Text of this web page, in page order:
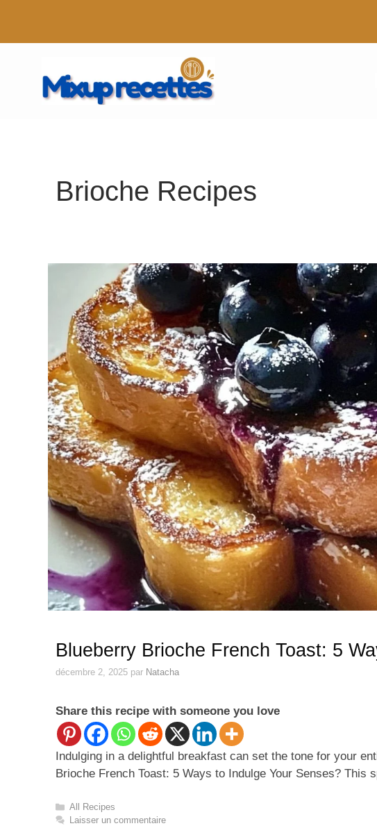
contenu
Brioche Recipes
Blueberry Brioche French Toast: 5
décembre 2, 2025 par Natacha
Share this recipe with someone you love
Indulging in a delightful breakfast can set the tone for your
Brioche French Toast: 5 Ways to Indulge Your Senses? This
Catégories
All Recipes
Laisser un commentaire